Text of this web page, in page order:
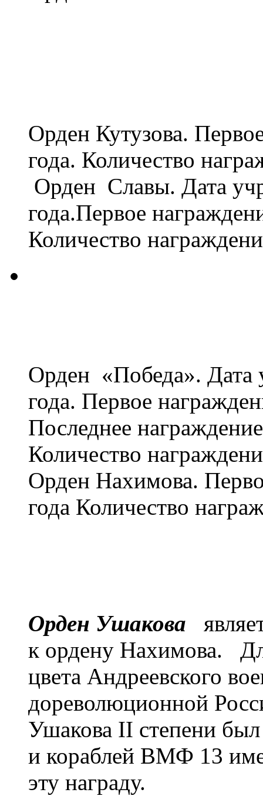
Орден Кутузова.
года. Количество
Орден Славы. Дата
года.Первое
Количество
Орден «Победа». Дата
года. Первое
Последнее
Количество
Орден Нахимова.
года Количество
Орден Ушакова
к ордену Нахимова.
цвета Андреевского
дореволюционной
Ушакова II степени был
и кораблей ВМФ 13
эту награду.